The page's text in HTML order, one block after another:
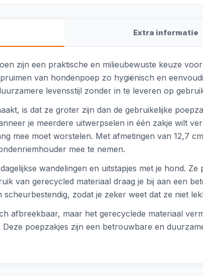
Extra informatie
zijn een praktische en milieubewuste keuze
van hondenpoep zo hygiënisch en
levensstijl zonder in te leveren op
is dat ze groter zijn dan de gebruikelijke
je meerdere uitwerpselen in één zakje wilt
mee moet worstelen. Met afmetingen van 12,7
mee te nemen.
wandelingen en uitstapjes met je hond.
van gerecycled materiaal draag je bij aan een
scheurbestendig, zodat je zeker weet dat ze niet
afbreekbaar, maar het gerecyclede materiaal
poepzakjes zijn een betrouwbare en